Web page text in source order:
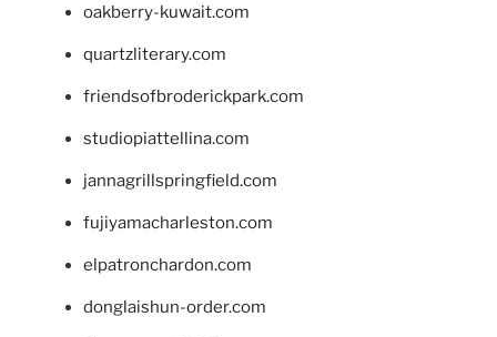
oakberry-kuwait.com
quartzliterary.com
friendsofbroderickpark.com
studiopiattellina.com
jannagrillspringfield.com
fujiyamacharleston.com
elpatronchardon.com
donglaishun-order.com